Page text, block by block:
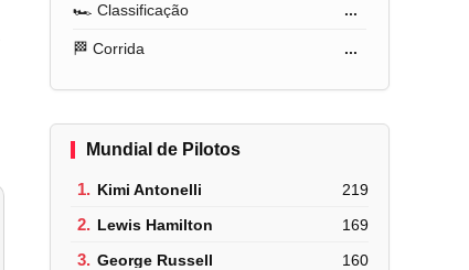
🏎️ Classificação ...
🏁 Corrida ...
Mundial de Pilotos
1. Kimi Antonelli 219
2. Lewis Hamilton 169
3. George Russell 160